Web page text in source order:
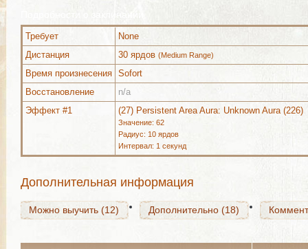
Требует
None
Дистанция
30 ярдов (Medium Range)
Время произнесения Sofort
Восстановление
n/a
Эффект #1
(27) Persistent Area Aura: Unknown Aura (226)
Значение: 62
Радиус: 10 ярдов
Интервал: 1 секунд
Дополнительная информация
Можно выучить (12) Дополнительно (18)
Можно выучить (12) Дополнительно (18)
Можно выучить (12) Дополнительно (18)